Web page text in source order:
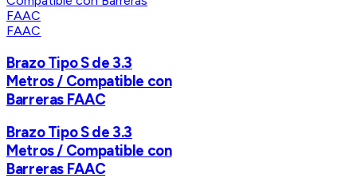
FAAC
Brazo Tipo S de 3.3
Metros / Compatible con
Barreras FAAC
Brazo Tipo S de 3.3
Metros / Compatible con
Barreras FAAC